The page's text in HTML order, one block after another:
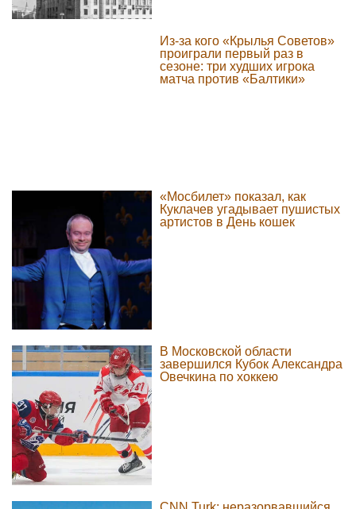
Из-за кого «Крылья Советов»
проиграли первый раз в
сезоне: три худших игрока
матча против «Балтики»
«Мосбилет» показал, как
Куклачев угадывает пушистых
артистов в День кошек
В Московской области
завершился Кубок Александра
Овечкина по хоккею